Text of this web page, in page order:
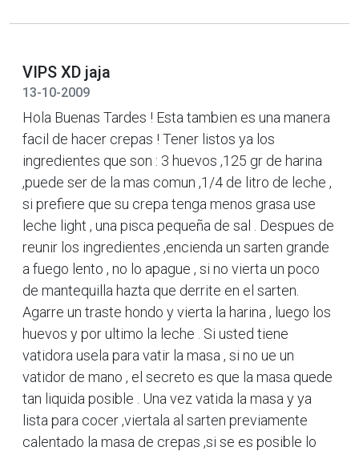
VIPS XD jaja
13-10-2009
Hola Buenas Tardes ! Esta tambien es una manera
facil de hacer crepas ! Tener listos ya los
ingredientes que son : 3 huevos ,125 gr de harina
,puede ser de la mas comun ,1/4 de litro de leche ,
si prefiere que su crepa tenga menos grasa use
leche light , una pisca pequeña de sal . Despues de
reunir los ingredientes ,encienda un sarten grande
a fuego lento , no lo apague , si no vierta un poco
de mantequilla hazta que derrite en el sarten.
Agarre un traste hondo y vierta la harina , luego los
huevos y por ultimo la leche . Si usted tiene
vatidora usela para vatir la masa , si no ue un
vatidor de mano , el secreto es que la masa quede
tan liquida posible . Una vez vatida la masa y ya
lista para cocer ,viertala al sarten previamente
calentado la masa de crepas ,si se es posible lo